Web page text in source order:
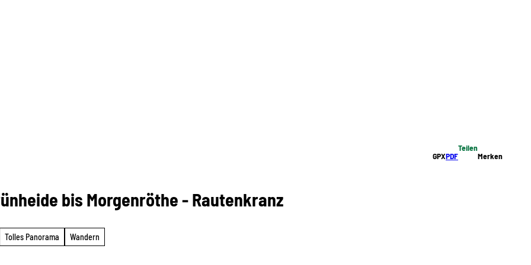
GPXPDF
Teilen
Merken
bis Morgenröthe - Rautenkranz
Tolles Panorama Wandern